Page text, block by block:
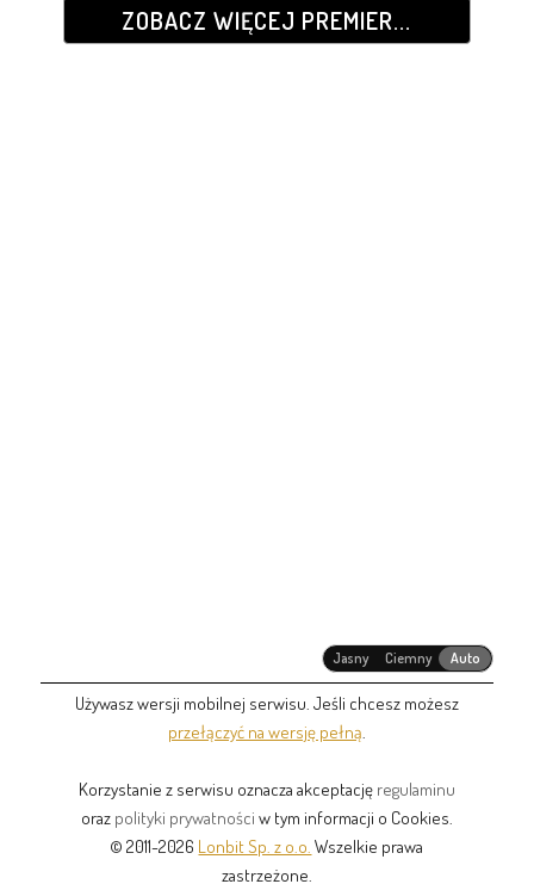
ZOBACZ WIĘCEJ PREMIER...
Jasny Ciemny Auto
Używasz wersji mobilnej serwisu. Jeśli chcesz możesz
przełączyć na wersję pełną
Korzystanie z serwisu oznacza akceptację regulaminu
oraz polityki prywatności w tym informacji o Cookies.
© 2011-2026 Lonbit Sp. z o.o. Wszelkie prawa
zastrzeżone.